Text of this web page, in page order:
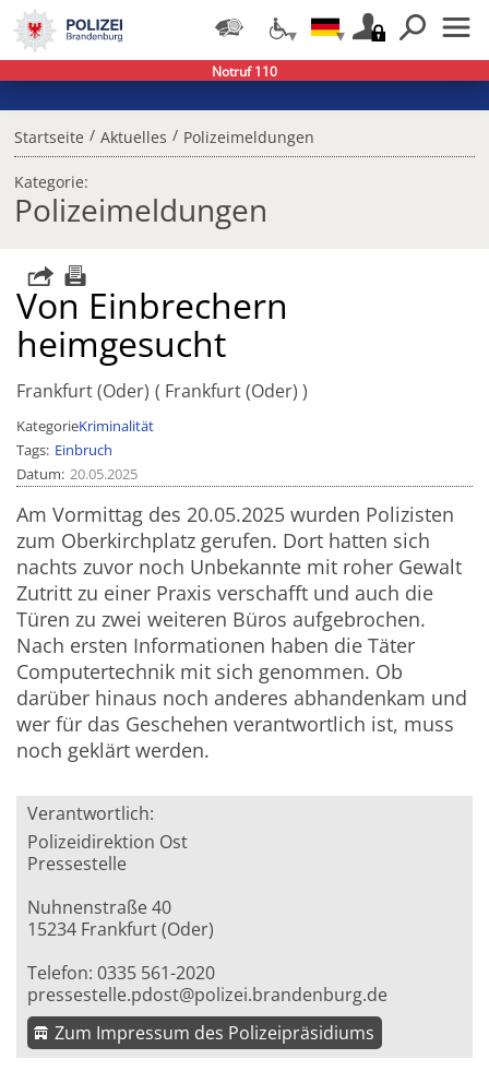
Startseite / Aktuelles / Polizeimeldungen
Kategorie:
Polizeimeldungen
Von Einbrechern
heimgesucht
Frankfurt (Oder) Frankfurt (Oder)
KategorieKriminalität
Tags Einbruch
Datum 20.05.2025
Am Vormittag des 20.05.2025 wurden Polizisten
zum Oberkirchplatz gerufen. Dort hatten sich
nachts zuvor noch Unbekannte mit roher Gewalt
Zutritt zu einer Praxis verschafft und auch die
Türen zu zwei weiteren Büros aufgebrochen.
Nach ersten Informationen haben die Täter
Computertechnik mit sich genommen. Ob
darüber hinaus noch anderes abhandenkam und
wer für das Geschehen verantwortlich ist, muss
noch geklärt werden.
Verantwortlich:
Polizeidirektion Ost
Pressestelle
Nuhnenstraße 40
15234 Frankfurt (Oder)
Telefon: 0335 561-2020
pressestelle.pdost@polizei.brandenburg.de
Zum Impressum des Polizeipräsidiums
Notruf 110